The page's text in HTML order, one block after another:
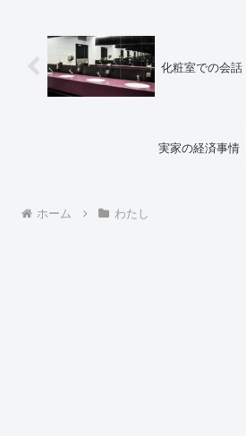
化粧室での会話
実家の経済事情
ホーム わたし